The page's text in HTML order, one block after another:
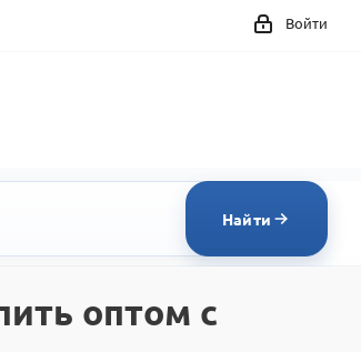
Войти
Найти
оптом с